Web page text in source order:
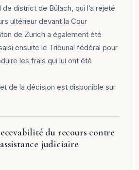
district de Bülach, qui l’a rejeté
ultérieur devant la Cour
de Zurich a également été
ensuite le Tribunal fédéral pour
les frais qui lui ont été
de la décision est disponible sur
du recours contre
judiciaire